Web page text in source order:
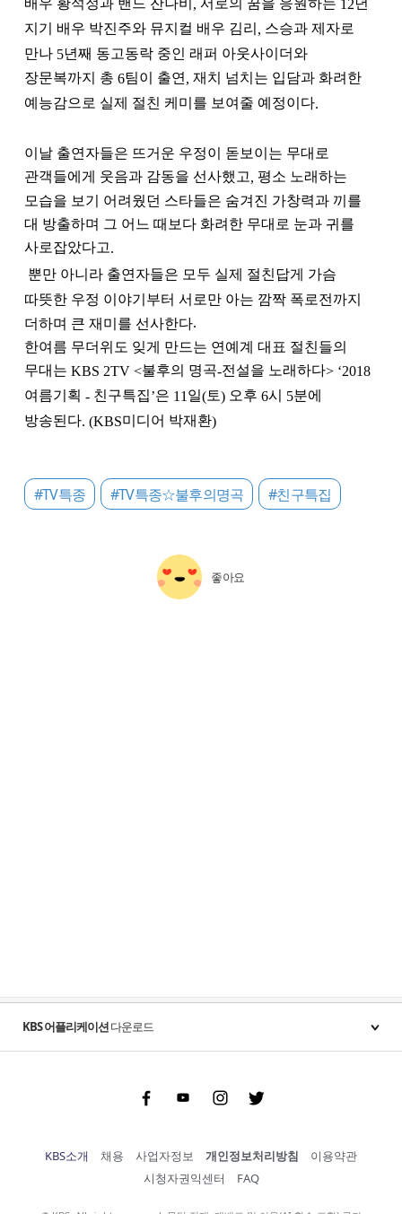
, 12
지기 배우 박진주와 뮤지컬 배우 김리, 스승과 제자로
만나 5년째 동고동락 중인 래퍼 아웃사이더와
장문복까지 총 6팀이 출연, 재치 넘치는 입담과 화려한
예능감으로 실제 절친 케미를 보여줄 예정이다.
이날 출연자들은 뜨거운 우정이 돋보이는 무대로
관객들에게 웃음과 감동을 선사했고 평소 노래하는
모습을 보기 어려웠던 스타들은 숨겨진 가창력과 끼를
대 방출하며 그 어느 때보다 화려한 무대로 눈과 귀를
사로잡았다고.
뿐만 아니라 출연자들은 모두 실제 절친답게 가슴
따뜻한 우정 이야기부터 서로만 아는 깜짝 폭로전까지
더하며 큰 재미를 선사한다.
한여름 무더위도 잊게 만드는 연예계 대표 절친들의
무대는 KBS 2TV <불후의 명곡-전설을 노래하다> ‘2018
여름기획 - 친구특집’은 11 일(토) 오후 6시 5분에
방송된다 . (KBS미디어 박재환)
#TV특종 #TV특종☆불후의명곡 #친구특집
좋아요
KBS 어플리케이션다운로드
FacebookYoutubeInstgram Twitter
KBS소개 채용 사업자정보 개인정보처리방침
이용약관
시청자권익센터
FAQ